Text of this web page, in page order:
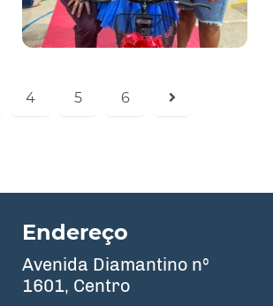
4 5 6
Endereço
Avenida Diamantino nº
1601, Centro